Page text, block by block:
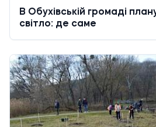
В Обухівській громаді
світло: де саме